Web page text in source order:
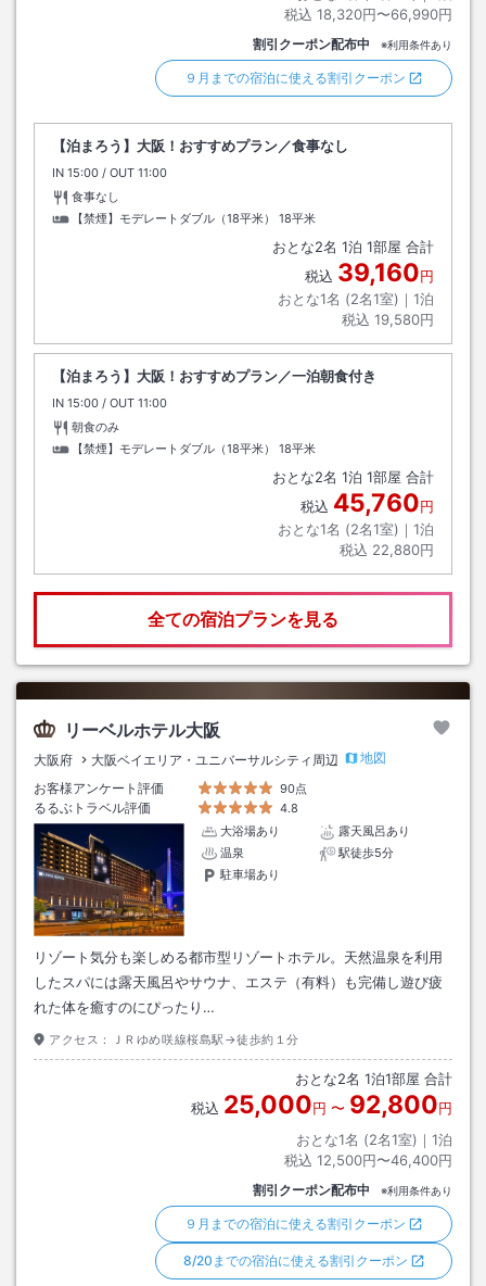
税込 18,320円〜66,990円
割引クーポン配布中 ※利用条件あり
９月までの宿泊に使える割引クーポン
【泊まろう】大阪！おすすめプラン／食事なし
IN チェックイン
15:00 / OUT チェックアウト
11:00
食事なし
【禁煙】モデレートダブル（18平米）
18平米
おとな2名 1泊 1部屋 合計
税込 39,160円
おとな1名 (2名1室)｜ 1泊
税込 19,580円
【泊まろう】大阪！おすすめプラン／一泊朝食付き
IN チェックイン
15:00 / OUT チェックアウト
11:00
朝食のみ
【禁煙】モデレートダブル（18平米）
18平米
おとな2名 1泊 1部屋 合計
税込 45,760円
おとな1名 (2名1室)｜ 1泊
税込 22,880円
全ての宿泊プランを見る
リーベルホテル大阪
大阪府 大阪ベイエリア・ユニバーサルシティ周辺
地図
お客様アンケート評価
90点
るるぶトラベル評価
4.8
大浴場あり
露天風呂あり
温泉
駅徒歩5分
駐車場あり
リゾート気分も楽しめる都市型リゾートホテル。天然温泉を利用
したスパには露天風呂やサウナ、エステ（有料）も完備し遊び疲
れた体を癒すのにぴったり…
アクセス： ＪＲゆめ咲線桜島駅→徒歩約１分
おとな2名 1泊1部屋 合計
税込 25,000円 〜 92,800円
おとな1名 (2名1室)｜ 1泊
税込 12,500円〜46,400円
割引クーポン配布中 ※利用条件あり
９月までの宿泊に使える割引クーポン
8/20までの宿泊に使える割引クーポン